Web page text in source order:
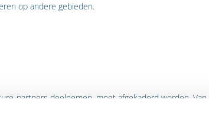
op andere gebieden.
partners deelnemen, moet afgekaderd worden.
partners op termijn kan wijzigen.